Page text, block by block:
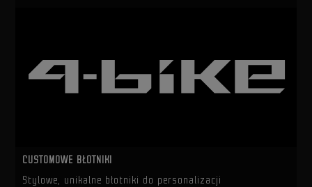
CUSTOMOWE BŁOTNIKI
Stylowe, unikalne błotniki do personalizacji